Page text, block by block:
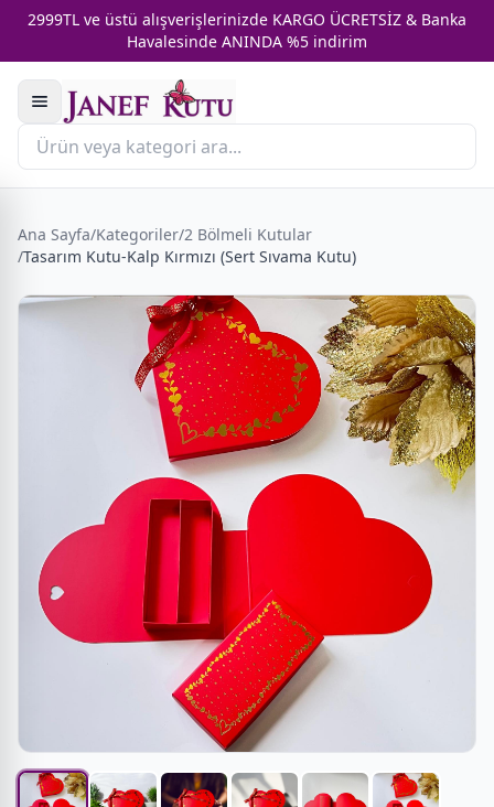
2999TL ve üstü alışverişlerinizde KARGO ÜCRETSİZ & Banka
Havalesinde ANINDA %5 indirim
Ana Sayfa/Kategoriler/2 Bölmeli Kutular
/Tasarım Kutu-Kalp Kırmızı (Sert Sıvama Kutu)